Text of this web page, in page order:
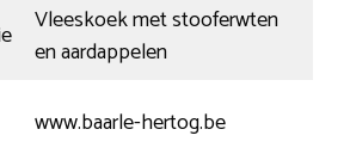
Vleeskoek met stooferwten
en aardappelen
www.baarle-hertog.be